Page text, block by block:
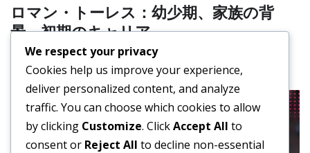
ロマン・トーレス：幼少期、家族の背
景、初期のキャリア
著者：ハビエル・モラレス
We respect your privacy
Cookies help us improve your experience,
deliver personalized content, and analyze
traffic. You can choose which cookies to allow
by clicking Customize. ClickAccept All to
consent or Reject All to decline non-essential